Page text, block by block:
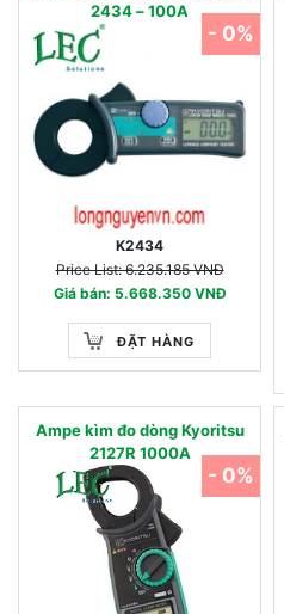
2434 – 100A
K2434
Price List: 6.235.185 VNĐ
Giá bán: 5.668.350 VNĐ
ĐẶT HÀNG
- 0%
Ampe kìm đo dòng Kyoritsu
2127R 1000A
- 0%